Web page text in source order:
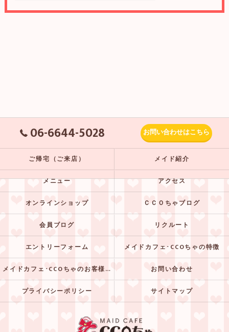
06-6644-5028 お問い合わせはこちら
ご帰宅（ご来店） メイド紹介
メニュー アクセス
オンラインショップ ＣＣＯちゃブログ
会員ブログ リクルート
エントリーフォーム メイドカフェ･CCOちゃの特徴
メイドカフェ･CCOちゃのお客様の声 お問い合わせ
プライバシーポリシー サイトマップ